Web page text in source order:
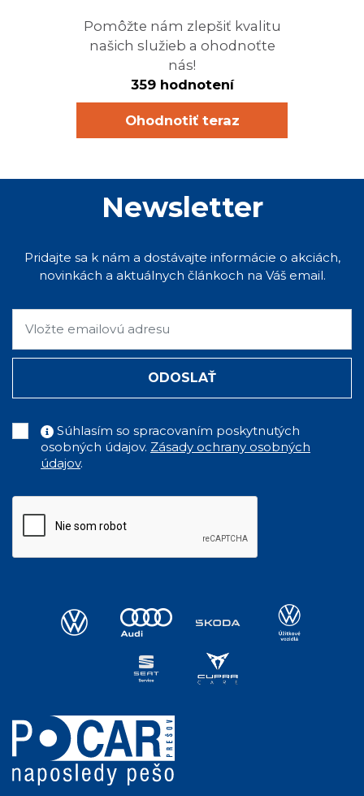
Pomôžte nám zlepšiť kvalitu
našich služieb a ohodnoťte
nás!
359 hodnotení
Ohodnotiť teraz
Newsletter
Pridajte sa k nám a dostávajte informácie o akciách,
novinkách a aktuálnych článkoch na Váš email.
ODOSLAŤ
Súhlasím so spracovaním poskytnutých
osobných údajov. Zásady ochrany osobných
údajov.